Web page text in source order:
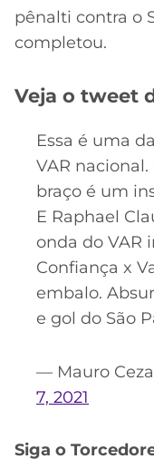
pênalti contra o
completou.
Veja o tweet
Essa é uma
VAR
braço é um
E Raphael
onda do VAR
Confiança x
embalo.
e gol do São
— Mauro
7, 2021
Siga o